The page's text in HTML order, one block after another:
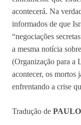
acontecerá. Na
informados de que
“negociações
a mesma notícia
(Organização para a
acontecer, os mortos
enfrentando a crise
Tradução de